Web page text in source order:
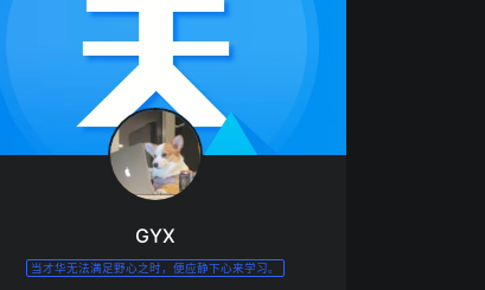
GYX
当才华无法满足野心之时，便应静下心来学习。